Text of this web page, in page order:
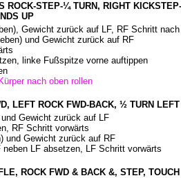
ROCK-STEP-¼ TURN, RIGHT
UP
Gewicht zurück auf LF, RF Schritt
und Gewicht zurück auf RF
linke Fußspitze vorne auftippen
nach oben rollen
LEFT ROCK FWD-BACK, ½ TURN
Gewicht zurück auf LF
RF Schritt vorwärts
und Gewicht zurück auf RF
LF absetzen, LF Schritt vorwärts
ROCK FWD & BACK &, STEP,